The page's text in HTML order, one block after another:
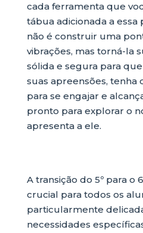
cada ferramenta que
tábua adicionada a essa
não é construir uma
vibrações, mas torná-la
sólida e segura para
suas apreensões, tenha
para se engajar e
pronto para explorar o
apresenta a ele.
A transição do 5º para o
crucial para todos os
particularmente
necessidades